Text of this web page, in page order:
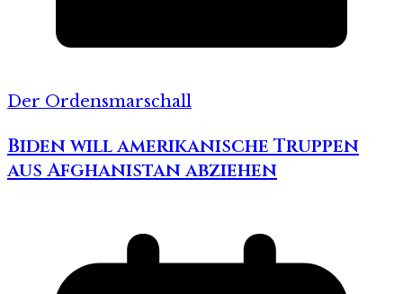
Der Ordensmarschall
Biden will amerikanische Truppen
aus Afghanistan abziehen